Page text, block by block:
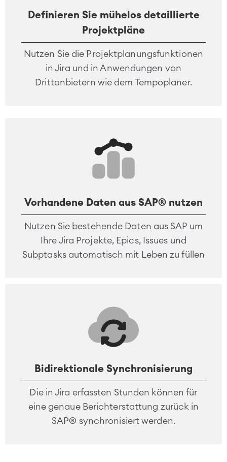
Virtual Office
Artificial Intelligence
SAP Integration
■
■
Definieren Sie mühelos detaillierte
Projektpläne
Nutzen Sie die Projektplanungsfunktionen
in Jira und in Anwendungen von
Drittanbietern wie dem Tempoplaner.
Vorhandene Daten aus SAP® nutzen
Nutzen Sie bestehende Daten aus SAP um
Ihre Jira Projekte, Epics, Issues und
Subptasks automatisch mit Leben zu füllen
Bidirektionale Synchronisierung
Die in Jira erfassten Stunden können für
eine genaue Berichterstattung zurück in
SAP® synchronisiert werden.